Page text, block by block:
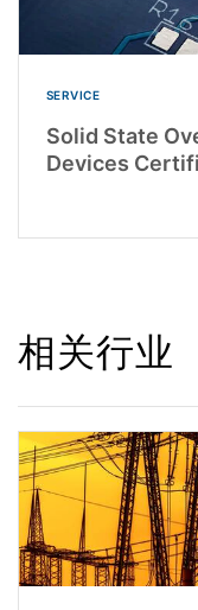
SERVICE
Solid State
Devices
相关行业